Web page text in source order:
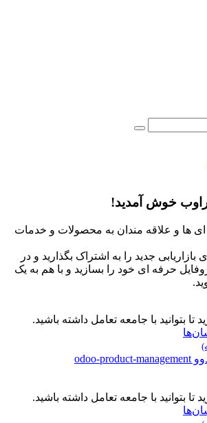
خوش آمدید!
ای ها و علاقه مندان به محصولات و خدمات
بازاریابی جدید را به اشتراک بگذارید و در
حرفه ای خود را بسازید و با هم به یک
تا بتوانید با جامعه تعامل داشته باشید.
odoo-product-management
تا بتوانید با جامعه تعامل داشته باشید.